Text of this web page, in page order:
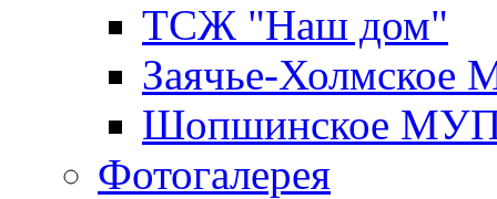
ТСЖ "Наш дом"
Заячье-
Шопшинское
Фотогалерея